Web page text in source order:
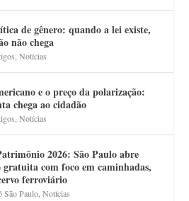
de gênero: quando a lei existe,
não chega
,Notícias
e o preço da polarização:
chega ao cidadão
,Notícias
2026: São Paulo abre
com foco em caminhadas,
ferroviário
São Paulo ,Notícias